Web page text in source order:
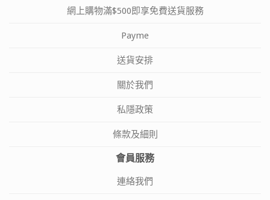
網上購物滿$500即享免費送貨服務
Payme
送貨安排
關於我們
私隱政策
條款及細則
會員服務
連絡我們